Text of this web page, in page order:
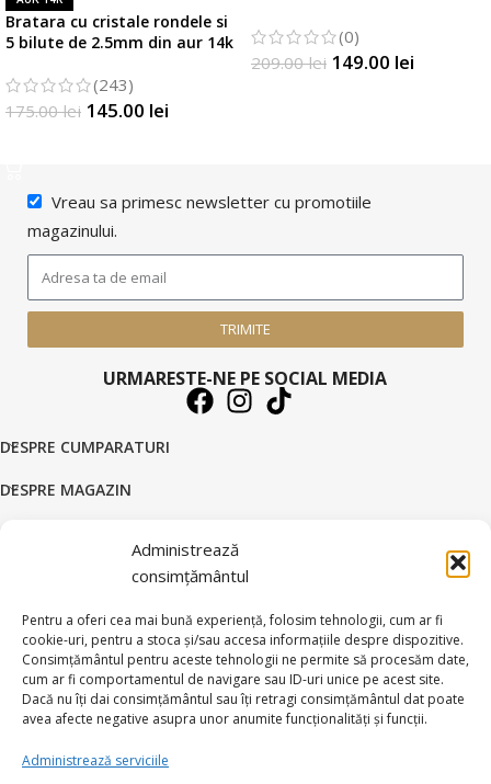
Administrează
consimțământul
Pentru a oferi cea mai bună experiență, folosim tehnologii, cum ar fi
cookie-uri, pentru a stoca și/sau accesa informațiile despre dispozitive.
Consimțământul pentru aceste tehnologii ne permite să procesăm date,
cum ar fi comportamentul de navigare sau ID-uri unice pe acest site.
Dacă nu îți dai consimțământul sau îți retragi consimțământul dat poate
avea afecte negative asupra unor anumite funcționalități și funcții.
Administrează serviciile
Bratara cu cristale rondele si
5 bilute de 2.5mm din aur 14k
(243)
175.00lei 145.00 lei
(0)
209.00lei 149.00 lei
Vreau sa primesc newsletter cu promotiile
magazinului.
TRIMITE
URMARESTE-NE PE SOCIAL MEDIA
DESPRE CUMPARATURI
DESPRE MAGAZIN
© 2026 BRATARI AUR - HANDMADE GOLD SILVER S.R.L.
Toate drepturile rezervate.